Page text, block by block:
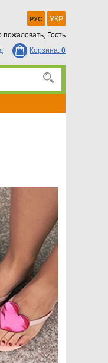
РУС
УКР
пожаловать, Гость
Корзина: 0